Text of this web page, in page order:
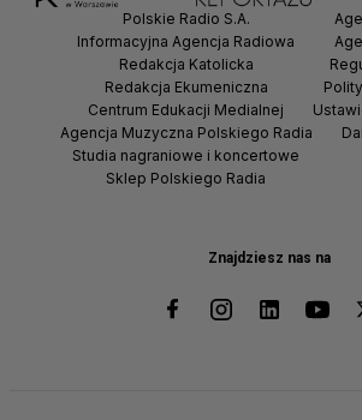
Znajdziesz nas na
Polskie Radio S.A.
Informacyjna Agencja Radiowa
Redakcja Katolicka
Redakcja Ekumeniczna
Centrum Edukacji Medialnej
Agencja Muzyczna Polskiego Radia
Studia nagraniowe i koncertowe
Sklep Polskiego Radia